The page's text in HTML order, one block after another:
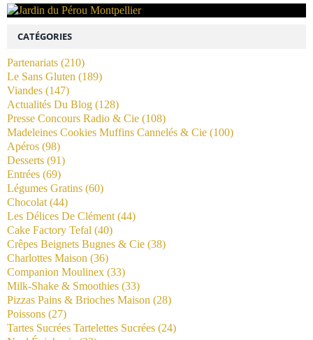
CATÉGORIES
Partenariats (210)
Le Sans Gluten (189)
Viandes (147)
Actualités Du Blog (128)
Presse Concours Radio & Cie (108)
Madeleines Cookies Muffins Cannelés & Cie (100)
Apéros (98)
Desserts (91)
Entrées (69)
Légumes Gratins (60)
Chocolat (44)
Les Délices De Clément (44)
Cake Factory Tefal (40)
Crêpes Beignets Bugnes & Cie (38)
Charlottes Maison (36)
Companion Moulinex (33)
Milk-Shake & Smoothies (33)
Pizzas Pains & Brioches Maison (28)
Poissons (27)
Tartes Sucrées Tartelettes Sucrées (24)